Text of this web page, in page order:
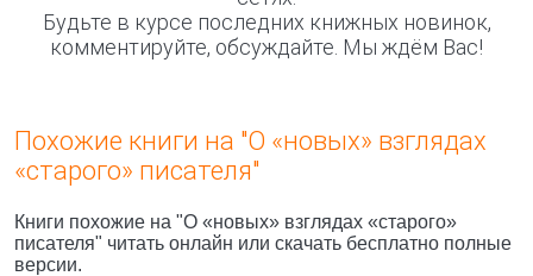
Будьте в курсе последних книжных новинок,
комментируйте, обсуждайте. Мы ждём Вас!
Похожие книги на "О «новых» взглядах
«старого» писателя"
Книги похожие на "О «новых» взглядах «старого»
писателя" читать онлайн или скачать бесплатно полные
версии.